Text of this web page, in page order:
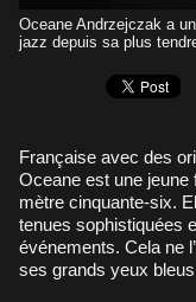
Oceane Andrzejczak a
jazz depuis sa plus
Française avec des origines polonaises du côté de son père,
Oceane est une jeune
mètre cinquante-six.
tenues sophistiquées
événements. Cela ne
ses grands yeux